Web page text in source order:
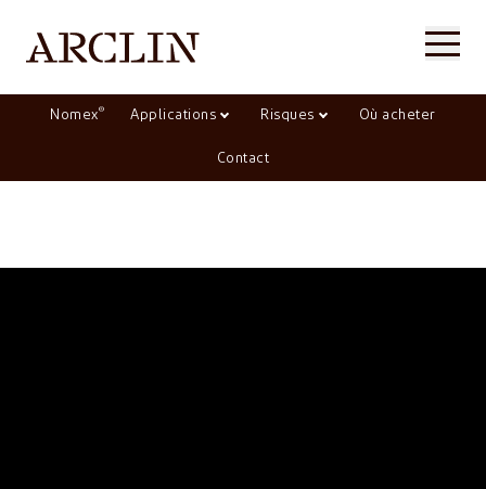
Nomex® Applications Risques Où acheter
Contact